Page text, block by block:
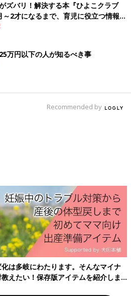
ズバリ！解決する本『ひよこクラブ
2才になるまで、育児に役立つ情報が
万円以下の人が知るべき事
Recommended by
は多岐にわたります。そんなマイナ
えたい！保存版アイテムを紹介しま